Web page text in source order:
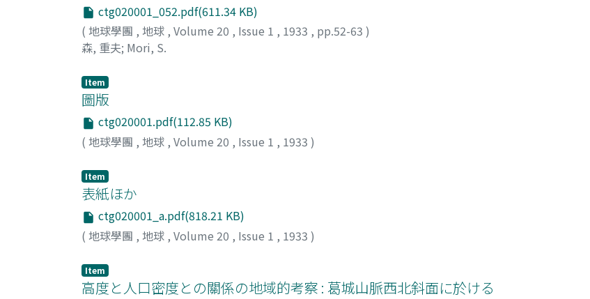
ctg020001_052.pdf(611.34 KB)
( 地球學團 , 地球 , Volume 20 , Issue 1 , 1933 , pp.52-63 )
森, 重夫; Mori, S.
Item
圖版
ctg020001.pdf(112.85 KB)
( 地球學團 , 地球 , Volume 20 , Issue 1 , 1933 )
Item
表紙ほか
ctg020001_a.pdf(818.21 KB)
( 地球學團 , 地球 , Volume 20 , Issue 1 , 1933 )
Item
高度と人口密度との關係の地域的考察 : 葛城山脈西北斜面に於ける